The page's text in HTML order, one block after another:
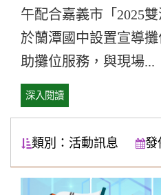
午配合嘉義市「2025
於蘭潭國中設置宣導
助攤位服務，與現場...
深入閱讀
類別：活動訊息 發